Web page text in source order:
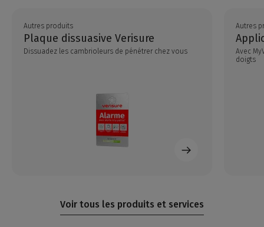
Autres produits
Plaque dissuasive Verisure
Dissuadez les cambrioleurs de pénétrer chez vous
Autres
Avec
doigts
Voir tous les produits et services